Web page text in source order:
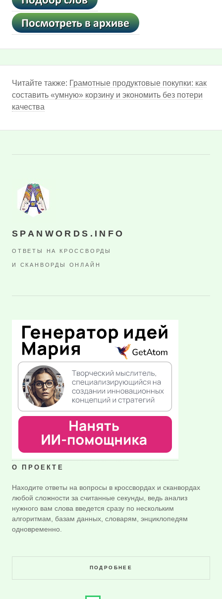
Читайте также: Грамотные продуктовые покупки: как
составить «умную» корзину и экономить без потери
качества
SPANWORDS.INFO
ОТВЕТЫ НА КРОССВОРДЫ
И СКАНВОРДЫ ОНЛАЙН
О ПРОЕКТЕ
Находите ответы на вопросы в кроссвордах и сканвордах
любой сложности за считанные секунды, ведь анализ
нужного вам слова введется сразу по нескольким
алгоритмам, базам данных, словарям, энциклопедям
одновременно.
ПОДРОБНЕЕ